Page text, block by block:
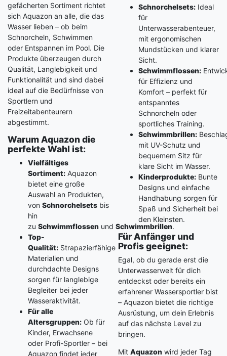
gefächerten Sortiment richtet
sich Aquazon an alle, die das
Wasser lieben – ob beim
Schnorcheln, Schwimmen
oder Entspannen im Pool. Die
Produkte überzeugen durch
Qualität, Langlebigkeit und
Funktionalität und sind dabei
ideal auf die Bedürfnisse von
Sportlern und
Freizeitabenteurern
abgestimmt.
Warum Aquazon die
perfekte Wahl ist:
Vielfältiges
Sortiment: Aquazon
bietet eine große
Auswahl an Produkten,
von Schnorchelsets bis
hin
zu Schwimmflossen und Schwimmbrillen.
Top-
Qualität: Strapazierfähige
Materialien und
durchdachte Designs
sorgen für langlebige
Begleiter bei jeder
Wasseraktivität.
Für alle
Altersgruppen: Ob für
Kinder, Erwachsene
oder Profi-Sportler – bei
Aquazon findet jeder
Schnorchelsets:Ideal
für
Unterwasserabenteuer,
mit ergonomischen
Mundstücken und klarer
Sicht.
Schwimmflossen:
für Effizienz und
Komfort – perfekt für
entspanntes
Schnorcheln oder
sportliches Training.
Schwimmbrillen:
mit UV-Schutz und
bequemem Sitz für
klare Sicht im Wasser.
Kinderprodukte:Bunte
Designs und einfache
Handhabung sorgen für
Spaß und Sicherheit bei
den Kleinsten.
Für Anfänger und
Profis geeignet:
Egal, ob du gerade erst die
Unterwasserwelt für dich
entdeckst oder bereits ein
erfahrener Wassersportler bist
– Aquazon bietet die richtige
Ausrüstung, um dein Erlebnis
auf das nächste Level zu
bringen.
Mit Aquazonwird jeder Tag